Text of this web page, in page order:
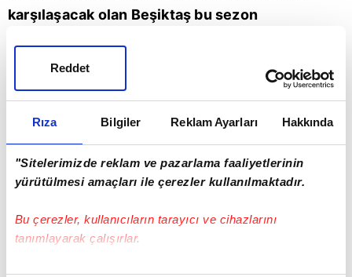
Rıza Bilgiler Reklam Ayarları Hakkında
"Sitelerimizde reklam ve pazarlama faaliyetlerinin
yürütülmesi amaçları ile çerezler kullanılmaktadır.
Bu çerezler, kullanıcıların tarayıcı ve cihazlarını
tanımlayarak çalışırlar.
Reddet
karşılaşacak olan Beşiktaş bu sezon
vermiyor.
Beşiktaş UEFA